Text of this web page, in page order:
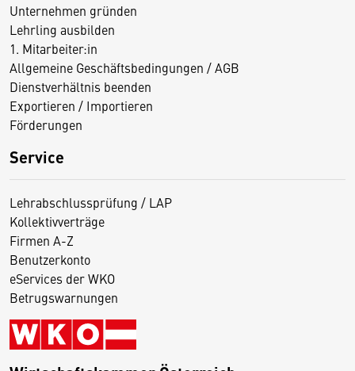
Unternehmen gründen
Lehrling ausbilden
1. Mitarbeiter:in
Allgemeine Geschäftsbedingungen / AGB
Dienstverhältnis beenden
Exportieren / Importieren
Förderungen
Service
Lehrabschlussprüfung / LAP
Kollektivverträge
Firmen A-Z
Benutzerkonto
eServices der WKO
Betrugswarnungen